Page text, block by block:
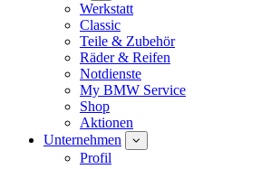
Werkstatt
Classic
Teile & Zubehör
Räder & Reifen
Notdienste
My BMW Service
Shop
Aktionen
Unternehmen
Profil